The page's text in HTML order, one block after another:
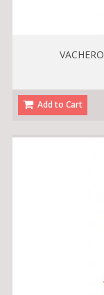
Add to Cart